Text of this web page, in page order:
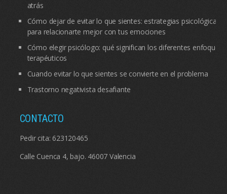
atrás
Cómo dejar de evitar lo que sientes: estrategias psicológicas
para relacionarte mejor con tus emociones
Cómo elegir psicólogo: qué significan los diferentes enfoques
terapéuticos
Cuando evitar lo que sientes se convierte en el problema
Trastorno negativista desafiante
CONTACTO
Pedir cita: 623120465
Calle Cuenca 4, bajo. 46007 Valencia